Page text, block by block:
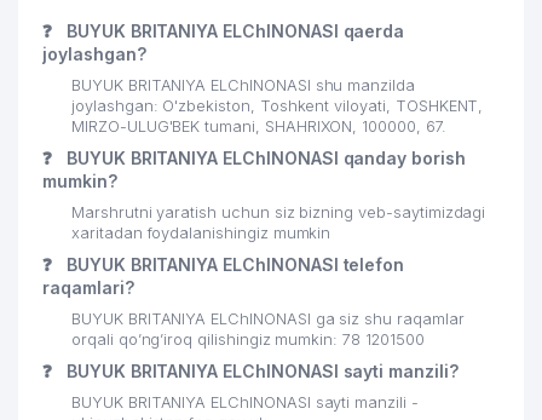
19 DAV MChJ
21 UKRAINA ELChINONASI 603 м
22 EKO SPA TRIUMF MChJ 608 м
23 BUSINESS BOOK MChJ 622 м
24 MUBORAK MChJ
25
FANLAR AKADEMIYASI
IMMUNOLOGIYA VA INSON
GENOMIKASI INSTITUTI
❓
BUYUK BRITANIYA ELChINONASI qaerda
joylashgan?
BUYUK BRITANIYA ELChINONASI shu manzilda
joylashgan: O'zbekiston, Toshkent viloyati, TOSHKENT,
MIRZO-ULUG'BEK tumani, SHAHRIXON, 100000, 67.
❓
BUYUK BRITANIYA ELChINONASI qanday borish
mumkin?
Marshrutni yaratish uchun siz bizning veb-saytimizdagi
xaritadan foydalanishingiz mumkin
❓
BUYUK BRITANIYA ELChINONASI telefon
raqamlari?
BUYUK BRITANIYA ELChINONASI ga siz shu raqamlar
orqali qo’ng’iroq qilishingiz mumkin: 78 1201500
❓ BUYUK BRITANIYA ELChINONASI sayti manzili?
BUYUK BRITANIYA ELChINONASI sayti manzili -